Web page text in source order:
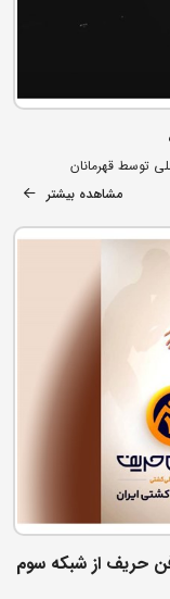
توسط قهرمانان
مشاهده بیشتر
حریف از شبکه سوم